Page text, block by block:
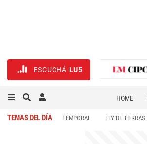
ESCUCHÁ LU5
HOME
TEMAS DEL DÍA TEMPORAL LEY DE TIERRAS